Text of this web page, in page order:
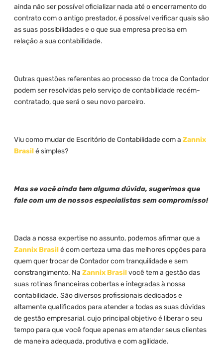
ainda não ser possível oficializar nada até o encerramento do
contrato com o antigo prestador, é possível verificar quais são
as suas possibilidades e o que sua empresa precisa em
relação a sua contabilidade.
Outras questões referentes ao processo de troca de Contador
podem ser resolvidas pelo serviço de contabilidade recém-
contratado, que será o seu novo parceiro.
Viu como mudar de Escritório de Contabilidade com a Zannix
Brasilé simples?
Mas se você ainda tem alguma dúvida, sugerimos que
fale com um de nossos especialistas sem compromisso!
Dada a nossa expertise no assunto, podemos afirmar que a
Zannix Brasilé com certeza uma das melhores opções para
quem quer trocar de Contador com tranquilidade e sem
constrangimento. Na Zannix Brasilvocê tem a gestão das
suas rotinas financeiras cobertas e integradas à nossa
contabilidade. São diversos profissionais dedicados e
altamente qualificados para atender a todas as suas dúvidas
de gestão empresarial, cujo principal objetivo é liberar o seu
tempo para que você foque apenas em atender seus clientes
de maneira adequada, produtiva e com agilidade.